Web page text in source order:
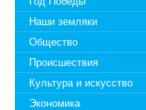
Наши земляки
Общество
Происшествия
Культура и искусство
Экономика